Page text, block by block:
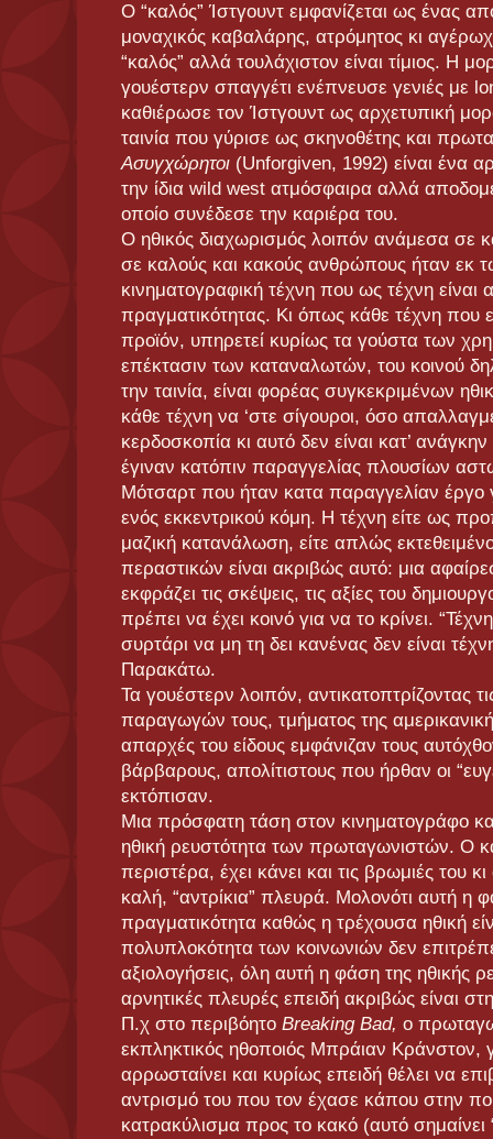
Ο “καλός” Ίστγουντ εμφανίζεται ως ένας
μοναχικός καβαλάρης, ατρόμητος κι
“καλός” αλλά τουλάχιστον είναι τίμιος. Η
γουέστερν σπαγγέτι ενέπνευσε γενιές με
καθιέρωσε τον Ίστγουντ ως αρχετυπική
ταινία που γύρισε ως σκηνοθέτης και
Ασυγχώρητοι (Unforgiven, 1992) είναι ένα
την ίδια wild west ατμόσφαιρα αλλά
οποίο συνέδεσε την καριέρα του.
Ο ηθικός διαχωρισμός λοιπόν ανάμεσα σε
σε καλούς και κακούς ανθρώπους ήταν εκ
κινηματογραφική τέχνη που ως τέχνη είναι
πραγματικότητας. Κι όπως κάθε τέχνη που
προϊόν, υπηρετεί κυρίως τα γούστα των
επέκτασιν των καταναλωτών, του κοινού
την ταινία, είναι φορέας συγκεκριμένων
κάθε τέχνη να ‘στε σίγουροι, όσο
κερδοσκοπία κι αυτό δεν είναι κατ’
έγιναν κατόπιν παραγγελίας πλουσίων
Μότσαρτ που ήταν κατα παραγγελίαν έργο
ενός εκκεντρικού κόμη. Η τέχνη είτε ως
μαζική κατανάλωση, είτε απλώς
περαστικών είναι ακριβώς αυτό: μια
εκφράζει τις σκέψεις, τις αξίες του
πρέπει να έχει κοινό για να το κρίνει.
συρτάρι να μη τη δει κανένας δεν είναι
Παρακάτω.
Τα γουέστερν λοιπόν, αντικατοπτρίζοντας
παραγωγών τους, τμήματος της
απαρχές του είδους εμφάνιζαν τους
βάρβαρους, απολίτιστους που ήρθαν οι
εκτόπισαν.
Μια πρόσφατη τάση στον κινηματογράφο και
ηθική ρευστότητα των πρωταγωνιστών. Ο
περιστέρα, έχει κάνει και τις βρωμιές του
καλή, “αντρίκια” πλευρά. Μολονότι αυτή η
πραγματικότητα καθώς η τρέχουσα ηθική
πολυπλοκότητα των κοινωνιών δεν
αξιολογήσεις, όλη αυτή η φάση της ηθικής
αρνητικές πλευρές επειδή ακριβώς είναι
Π.χ στο περιβόητο Breaking Bad, ο
εκπληκτικός ηθοποιός Μπράιαν Κράνστον,
αρρωσταίνει και κυρίως επειδή θέλει να
αντρισμό του που τον έχασε κάπου στην
κατρακύλισμα προς το κακό (αυτό σημαίνει